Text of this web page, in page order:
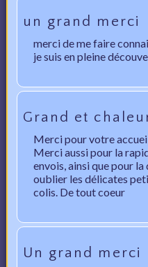
un grand merci
merci de me faire
je suis en pleine
Grand et
Merci pour votre
Merci aussi pour la
envois, ainsi que pour
oublier les délicates
colis. De tout coeur
Un grand merci